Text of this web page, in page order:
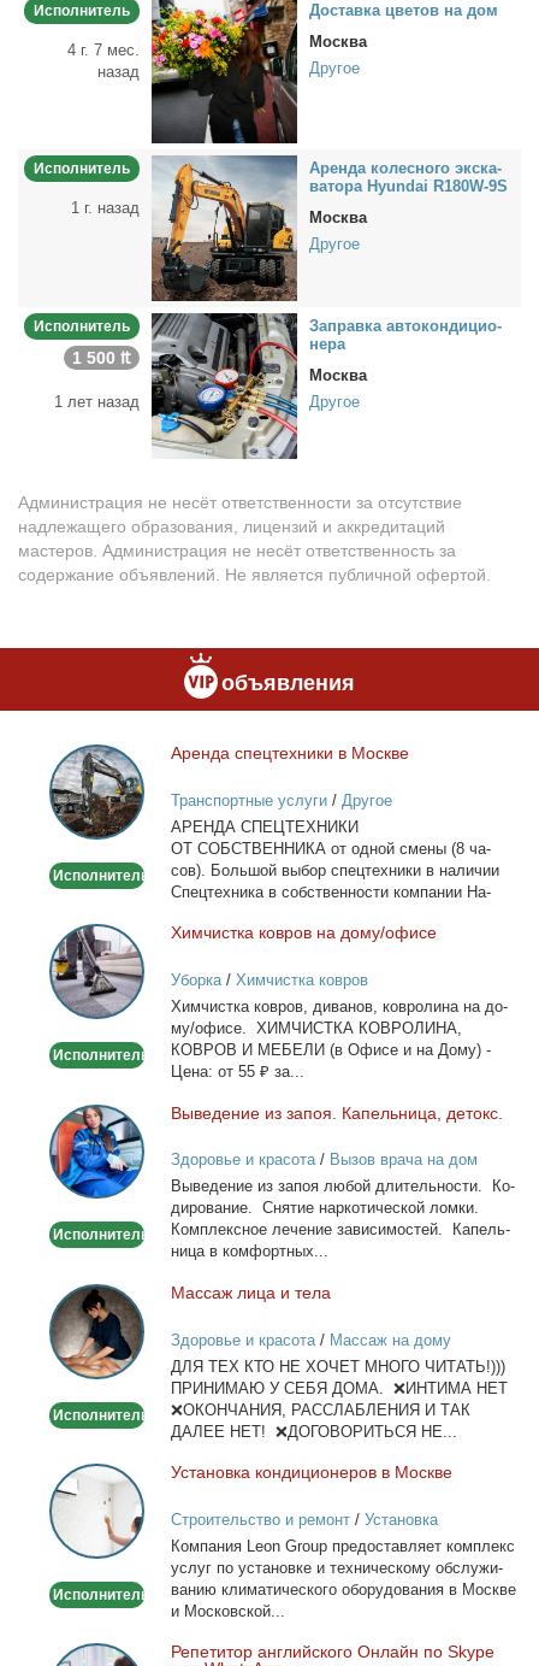
Исполнитель
4 г. 7 мес.
назад
До­став­ка цве­тов на дом
Москва
Другое
Исполнитель
1 г. назад
Арен­да ко­лес­но­го экс­ка­
ва­то­ра Hyundai R180W-9S
Москва
Другое
Исполнитель
1 500 ₶
1 лет назад
За­прав­ка ав­то­кон­ди­ци­о­
не­ра
Москва
Другое
Администрация не несёт ответственности за отсутствие
надлежащего образования, лицензий и аккредитаций
мастеров. Администрация не несёт ответственность за
содержание объявлений. Не является публичной офертой.
объявления
Аренда
спецтехники
в
Москве
Исполнитель
Арен­да спец­тех­ни­ки в Москве
Транспортные услуги/ Другое
АРЕНДА СПЕЦТЕХНИКИ
ОТ СОБСТВЕННИКА от од­ной сме­ны (8 ча­
сов). Боль­шой вы­бор спец­тех­ни­ки в на­ли­чии
Спец­тех­ни­ка в соб­ствен­но­сти ком­па­нии На­
Химчистка
ковров
на
дому/
Исполнитель
Хим­чист­ка ков­ров на до­му/офи­се
Уборка/ Химчистка ковров
Хим­чист­ка ков­ров, ди­ва­нов, ков­ро­ли­на на до­
му/офи­се. ХИМЧИСТКА КОВРОЛИНА,
КОВРОВ И МЕБЕЛИ (в Офи­се и на До­му) -
Це­на: от 55 ₽ за...
Выведение
из
запоя.
Капельница,
Исполнитель
Вы­ве­де­ние из за­поя. Ка­пель­ни­ца, де­токс.
Здоровье и красота/ Вызов врача на дом
Вы­ве­де­ние из за­поя лю­бой дли­тель­но­сти. Ко­
ди­ро­ва­ние. Сня­тие нар­ко­ти­че­ской лом­ки.
Ком­плекс­ное ле­че­ние за­ви­си­мо­стей. Ка­пель­
ни­ца в ком­форт­ных...
Массаж
лица
и
тела
Исполнитель
Мас­саж ли­ца и те­ла
Здоровье и красота/ Массаж на дому
ДЛЯ ТЕХ КТО НЕ ХОЧЕТ МНОГО ЧИТАТЬ!)))
ПРИНИМАЮ У СЕБЯ ДОМА. ❌ИНТИМА НЕТ
❌ОКОНЧАНИЯ, РАССЛАБЛЕНИЯ И ТАК
ДАЛЕЕ НЕТ! ❌ДОГОВОРИТЬСЯ НЕ...
Установка
кондиционеров
в
Москве
Исполнитель
Уста­нов­ка кон­ди­ци­о­не­ров в Москве
Строительство и ремонт/ Установка
кондиционеров
Ком­па­ния Leon Group предо­став­ля­ет ком­плекс
услуг по уста­нов­ке и тех­ни­че­ско­му об­слу­жи­
ва­нию кли­ма­ти­че­ско­го обо­ру­до­ва­ния в Москве
и Мос­ков­ской...
Репетитор
Ре­пе­ти­тор ан­глий­ско­го Он­лайн по Skype